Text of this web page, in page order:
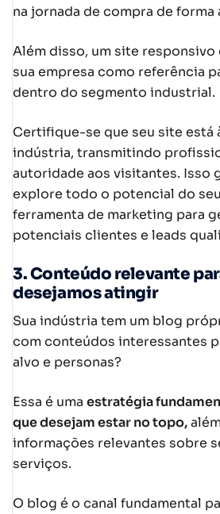
na jornada de compra de forma
Além disso, um site
sua empresa como referência
dentro do segmento industrial.
Certifique-se que seu site está
indústria, transmitindo
autoridade aos visitantes. Isso
explore todo o potencial do
ferramenta de marketing para
potenciais clientes e leads
3. Conteúdo relevante
desejamos atingir
Sua indústria tem um blog
com conteúdos interessantes
alvo e personas?
Essa é uma estratégia
que desejam estar no topo,
informações relevantes sobre
serviços.
O blog é o canal fundamental